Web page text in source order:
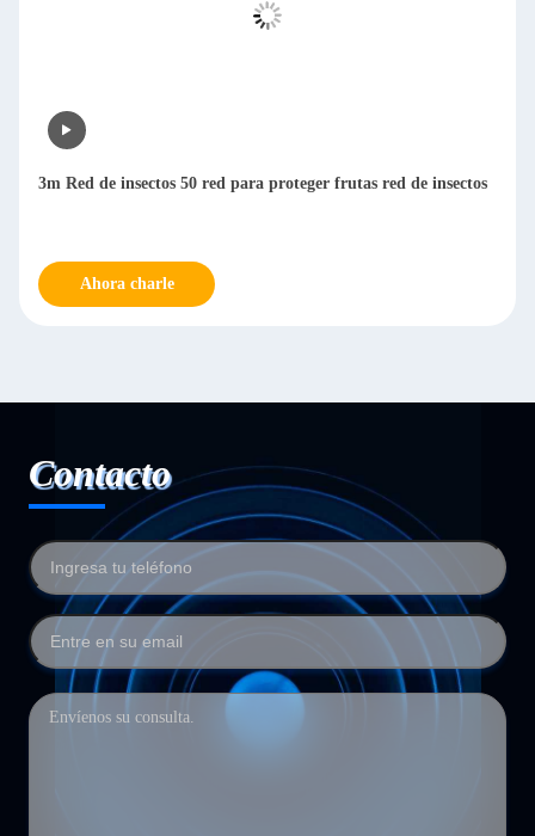
3m Red de insectos 50 red para proteger frutas red de insectos
Ahora charle
Contacto